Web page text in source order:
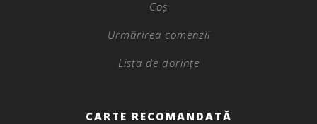
Coș
Urmărirea comenzii
Lista de dorințe
CARTE RECOMANDATĂ